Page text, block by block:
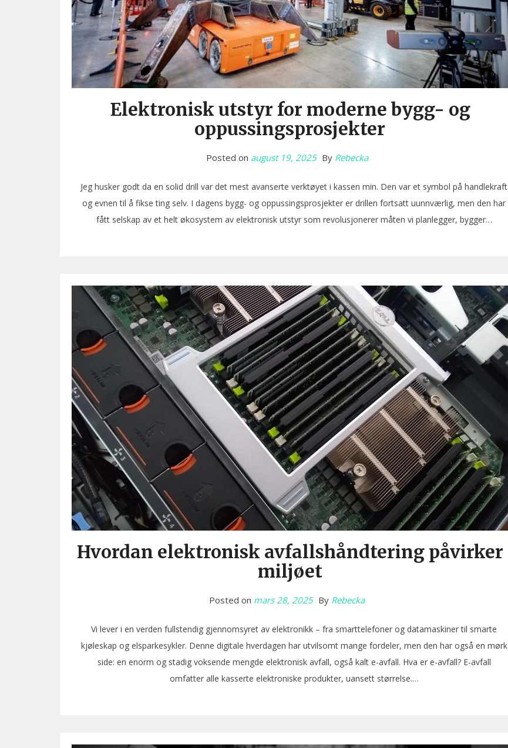
Elektronisk utstyr for moderne bygg- og
oppussingsprosjekter
Posted on august 19, 2025 By Rebecka
Jeg husker godt da en solid drill var det mest avanserte verktøyet i kassen min. Den var et symbol på handlekraft
og evnen til å fikse ting selv. I dagens bygg- og oppussingsprosjekter er drillen fortsatt uunnværlig, men den har
fått selskap av et helt økosystem av elektronisk utstyr som revolusjonerer måten vi planlegger, bygger…
Hvordan elektronisk avfallshåndtering påvirker
miljøet
Posted on mars 28, 2025 By Rebecka
Vi lever i en verden fullstendig gjennomsyret av elektronikk – fra smarttelefoner og datamaskiner til smarte
kjøleskap og elsparkesykler. Denne digitale hverdagen har utvilsomt mange fordeler, men den har også en mørk
side: en enorm og stadig voksende mengde elektronisk avfall, også kalt e-avfall. Hva er e-avfall? E-avfall
omfatter alle kasserte elektroniske produkter, uansett størrelse.…